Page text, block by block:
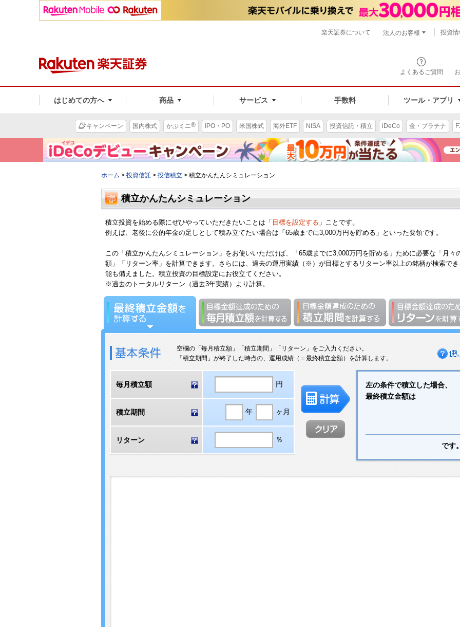
よくあるご質問
はじめての方へ 商品 サービス 手数料 ツール・アプリ
楽天証券について 法人のお客様 投資
キャンペーン 国内株式 かぶミニ® IPO・PO 米国株式 海外ETF NISA 投資信託・積立 iDeCo 金・プラチナ
ホーム > 投資信託 > 投信積立 > 積立かんたんシミュレーション
積立かんたんシミュレーション
積立投資を始める際にぜひやっていただきたいことは「 目標を設定する 」ことです。
例えば、老後に公的年金の足しとして積み立てたい場合は「65歳までに3,000万円を貯める」といった要領です。
この「積立かんたんシミュレーション」をお使いいただけば、「65歳までに3,000万円を貯める」ために必要な「月々
額」「リターン率」を計算できます。さらには、過去の運用実績（※）が目標とするリターン率以上の銘柄が検索で
能も備えました。積立投資の目標設定にお役立てください。
※過去のトータルリターン（過去3年実績）より計算。
空欄の「毎月積立額」「積立期間」「リターン」をご入力ください。
「積立期間」が終了した時点の、運用成績（＝最終積立金額）を計算します。
毎月積立額 円
積立期間 年 ヶ月
リターン ％
左の条件で積立した場合、
最終積立金額は
です。